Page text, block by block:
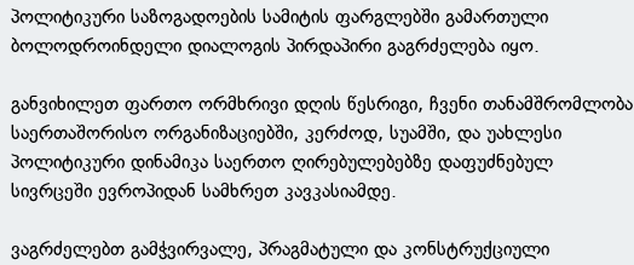
პოლიტიკური საზოგადოების სამიტის ფარგლებში გამართული
ბოლოდროინდელი დიალოგის პირდაპირი გაგრძელება იყო.
განვიხილეთ ფართო ორმხრივი დღის წესრიგი, ჩვენი თანამშრომლობა
საერთაშორისო ორგანიზაციებში, კერძოდ, სუამში, და უახლესი
პოლიტიკური დინამიკა საერთო ღირებულებებზე დაფუძნებულ
სივრცეში ევროპიდან სამხრეთ კავკასიამდე.
ვაგრძელებთ გამჭვირვალე, პრაგმატული და კონსტრუქციული